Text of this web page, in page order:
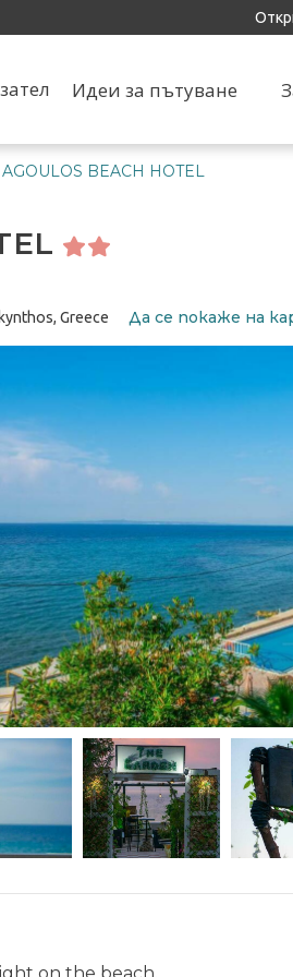
Идеи за пътуване
AGOULOS BEACH HOTEL
Greece Да се ​​покаже на